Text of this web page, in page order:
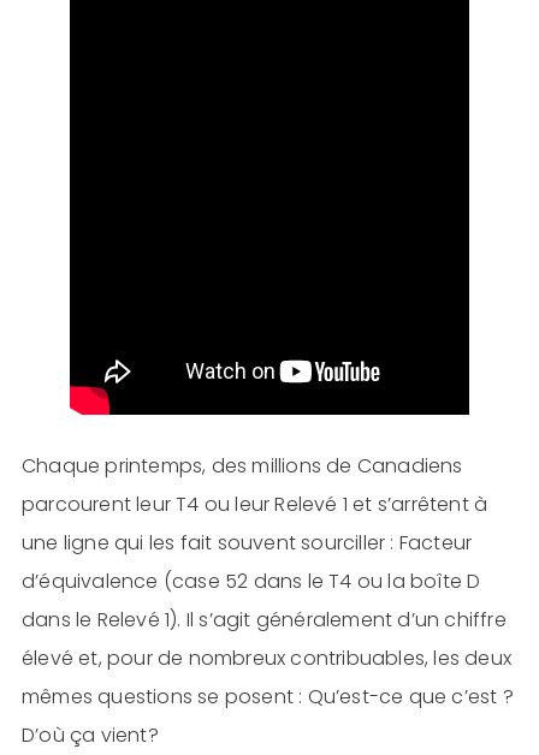
Chaque printemps, des millions de Canadiens
parcourent leur T4 ou leur Relevé 1 et s’arrêtent à
une ligne qui les fait souvent sourciller : Facteur
d’équivalence (case 52 dans le T4 ou la boîte D
dans le Relevé 1). Il s’agit généralement d’un chiffre
élevé et, pour de nombreux contribuables, les deux
mêmes questions se posent : Qu’est-ce que c’est ?
D’où ça vient?